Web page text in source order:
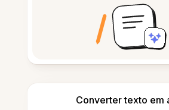
Converter texto em